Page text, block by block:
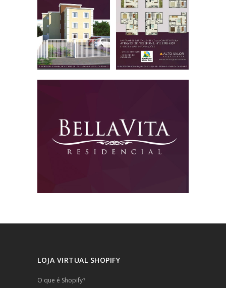
LOJA VIRTUAL SHOPIFY
O que é Shopify?